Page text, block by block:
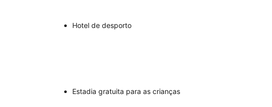
Hotel de desporto
Estadia gratuita para as crianças